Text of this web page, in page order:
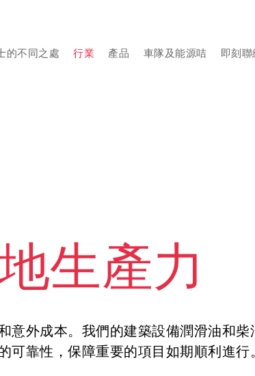
的不同之處 行業 產品 車隊及能源咭 即刻
生產力
意外成本。我們的建築設備潤滑油和柴
可靠性，保障重要的項目如期順利進行